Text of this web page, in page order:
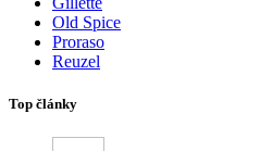
Old Spice
Proraso
Reuzel
Top články